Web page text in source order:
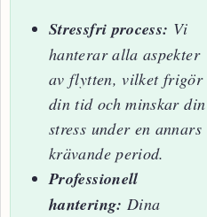
Stressfri process: Vi
hanterar alla aspekter
av flytten, vilket frigör
din tid och minskar din
stress under en annars
krävande period.
Professionell
hantering: Dina